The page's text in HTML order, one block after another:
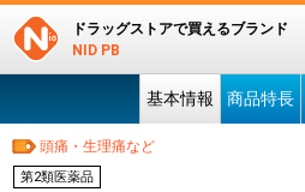
ドラッグストアで買えるブランド
NID PB
基本情報 商品特長
頭痛・生理痛など
第2類医薬品